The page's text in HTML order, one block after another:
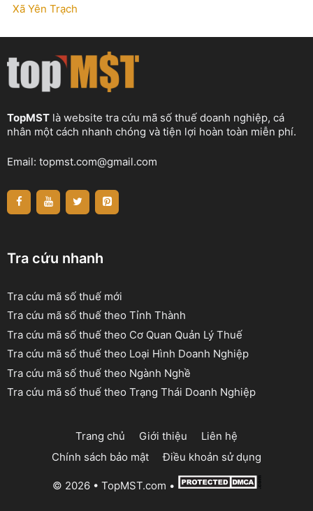
Xã Yên Trạch
TopMST là website tra cứu mã số thuế doanh nghiệp, cá
nhân một cách nhanh chóng và tiện lợi hoàn toàn miễn phí.
Email: topmst.com@gmail.com
Tra cứu nhanh
Tra cứu mã số thuế mới
Tra cứu mã số thuế theo Tỉnh Thành
Tra cứu mã số thuế theo Cơ Quan Quản Lý Thuế
Tra cứu mã số thuế theo Loại Hình Doanh Nghiệp
Tra cứu mã số thuế theo Ngành Nghề
Tra cứu mã số thuế theo Trạng Thái Doanh Nghiệp
Trang chủ Giới thiệu
Liên hệ
Chính sách bảo mật
Điều khoản sử dụng
© 2026 • TopMST.com •